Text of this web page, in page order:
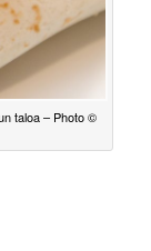
taloa – Photo ©